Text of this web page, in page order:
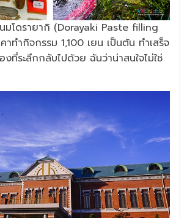
มโดรายากิ (Dorayaki Paste filling
าทำกิจกรรม 1,100 เยน เป็นต้น ทำเสร็จ
ที่ระลึกกลับไปด้วย ฉันว่าน่าสนใจไม่ใช่